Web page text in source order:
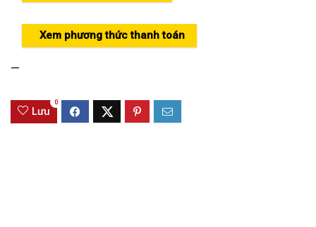
Xem phương thức thanh toán
—
Lưu
0